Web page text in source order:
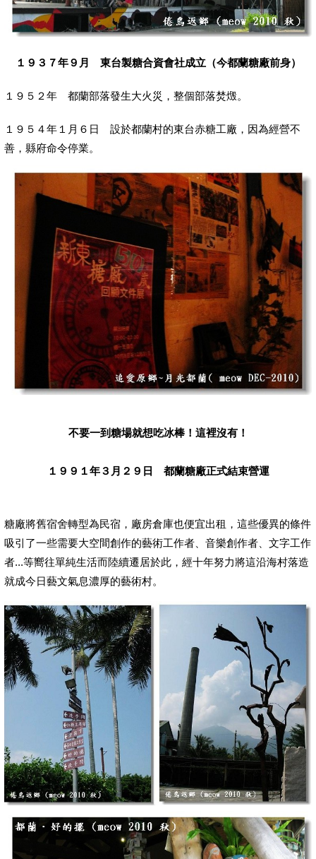
１９３７年９月 東台製糖合資會社成立（今都蘭糖廠前身）
１９５２年 都蘭部落發生大火災，整個部落焚燬。
１９５４年１月６日 設於都蘭村的東台赤糖工廠，因為經營不
善，縣府命令停業。
不要一到糖場就想吃冰棒！這裡沒有！
１９９１年３月２９日 都蘭糖廠正式結束營運
糖廠將舊宿舍轉型為民宿，廠房倉庫也便宜出租，這些優異的條件
吸引了一些需要大空間創作的藝術工作者、音樂創作者、文字工作
者...等嚮往單純生活而陸續遷居於此，經十年努力將這沿海村落造
就成今日藝文氣息濃厚的藝術村。